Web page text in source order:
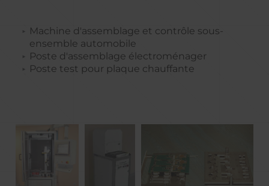
Machine d'assemblage et contrôle sous-
ensemble automobile
Poste d'assemblage électroménager
Poste test pour plaque chauffante